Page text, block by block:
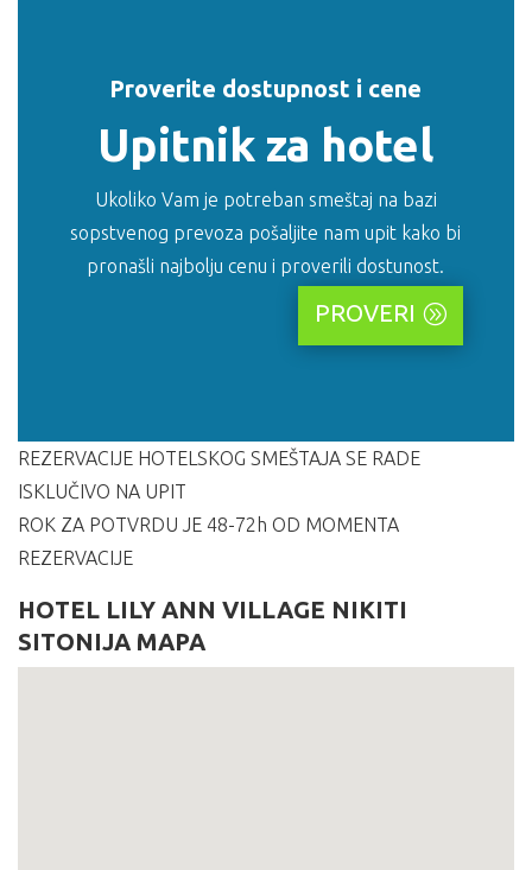
Proverite dostupnost i cene
Upitnik za hotel
Ukoliko Vam je potreban smeštaj na bazi
sopstvenog prevoza pošaljite nam upit kako bi
pronašli najbolju cenu i proverili dostunost.
PROVERI
REZERVACIJE HOTELSKOG SMEŠTAJA SE RADE
ISKLUČIVO NA UPIT
ROK ZA POTVRDU JE 48-72h OD MOMENTA
REZERVACIJE
HOTEL LILY ANN VILLAGE NIKITI
SITONIJA MAPA